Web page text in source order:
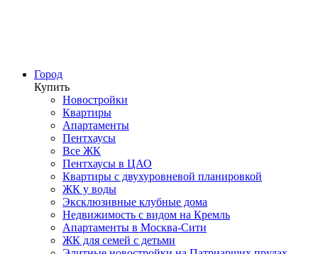
Город
Купить
Новостройки
Квартиры
Апартаменты
Пентхаусы
Все ЖК
Пентхаусы в ЦАО
Квартиры с двухуровневой планировкой
ЖК у воды
Эксклюзивные клубные дома
Недвижимость с видом на Кремль
Апартаменты в Москва-Сити
ЖК для семей с детьми